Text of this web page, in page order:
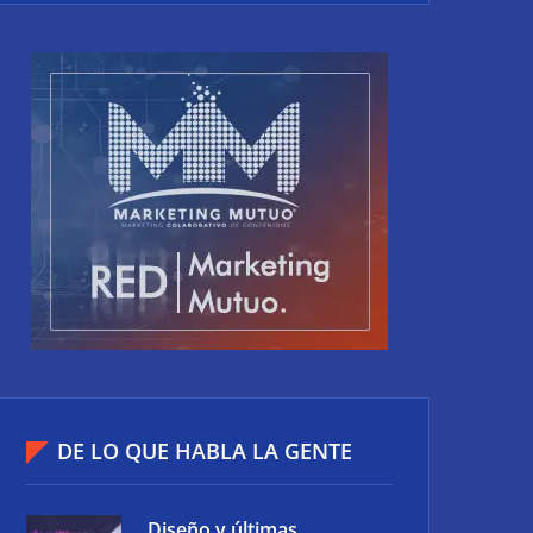
DE LO QUE HABLA LA GENTE